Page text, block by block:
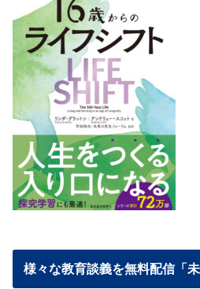
様々な教育談義を無料配信「